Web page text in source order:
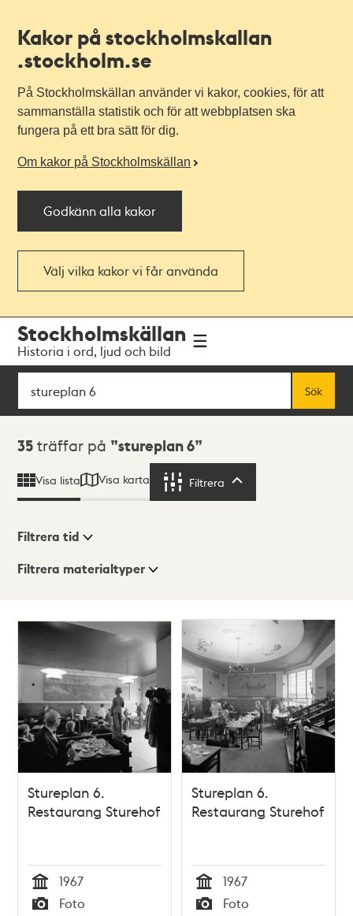
Kakor på stockholmskallan
.stockholm.se
På Stockholmskällan använder vi kakor, cookies, för att
sammanställa statistik och för att webbplatsen ska
fungera på ett bra sätt för dig.
Om kakor på Stockholmskällan
Godkänn alla kakor
Välj vilka kakor vi får använda
navigationen
huvudinnehållet
Stockholmskällan
Historia i ord, ljud och bild
Sök
Sök
Sökresultat
35 träffar på stureplan 6
Visa lista Visa karta Filtrera
Visningsläge
Filtrera tid
Filtrera materialtyper
träffar
Stureplan 6.
Restaurang Sturehof
Tid
1967
Foto
Stureplan 6.
Restaurang Sturehof
Tid
1967
Foto